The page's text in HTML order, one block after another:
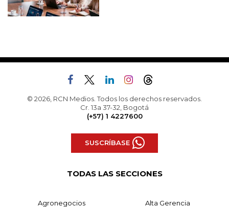
© 2026, RCN Medios. Todos los derechos reservados.
Cr. 13a 37-32, Bogotá
(+57) 1 4227600
SUSCRÍBASE
TODAS LAS SECCIONES
Agronegocios Alta Gerencia